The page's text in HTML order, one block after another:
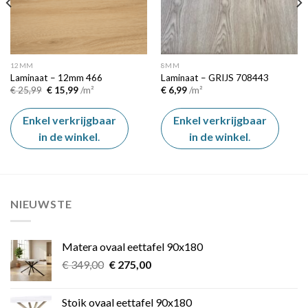
12MM
Laminaat – 12mm 466
€25,99 Oorspronkelijke
was:
€ 25,99.
€15,99Huidige
is:
€ 15,99.
/m²
Enkel verkrijgbaar
in de winkel.
8MM
Laminaat – GRIJS 708443
€6,99/m²
Enkel verkrijgbaar
in de winkel.
NIEUWSTE
Matera ovaal eettafel 90x180
€349,00 Oorspronkelijke
€275,00Huidige
Stoik ovaal eettafel 90x180